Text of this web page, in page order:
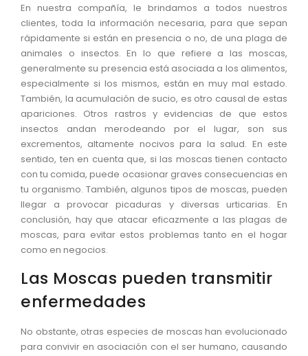
En nuestra compañía, le brindamos a todos nuestros
clientes, toda la información necesaria, para que sepan
rápidamente si están en presencia o no, de una plaga de
animales o insectos. En lo que refiere a las moscas,
generalmente su presencia está asociada a los alimentos,
especialmente si los mismos, están en muy mal estado.
También, la acumulación de sucio, es otro causal de estas
apariciones. Otros rastros y evidencias de que estos
insectos andan merodeando por el lugar, son sus
excrementos, altamente nocivos para la salud. En este
sentido, ten en cuenta que, si las moscas tienen contacto
con tu comida, puede ocasionar graves consecuencias en
tu organismo. También, algunos tipos de moscas, pueden
llegar a provocar picaduras y diversas urticarias. En
conclusión, hay que atacar eficazmente a las plagas de
moscas, para evitar estos problemas tanto en el hogar
como en negocios.
Las Moscas pueden transmitir
enfermedades
No obstante, otras especies de moscas han evolucionado
para convivir en asociación con el ser humano, causando